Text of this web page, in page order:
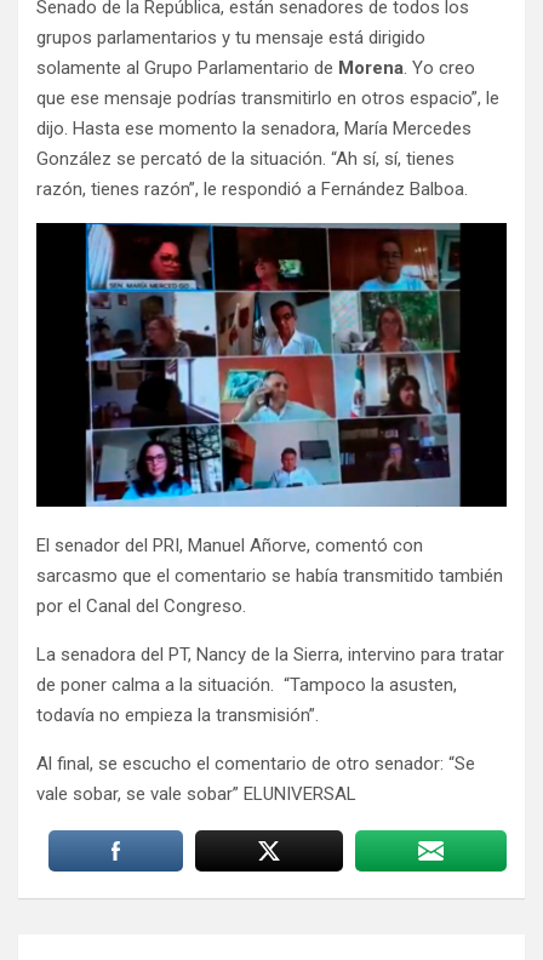
Senado de la República, están senadores de todos los
grupos parlamentarios y tu mensaje está dirigido
solamente al Grupo Parlamentario de Morena. Yo creo
que ese mensaje podrías transmitirlo en otros espacio”, le
dijo. Hasta ese momento la senadora, María Mercedes
González se percató de la situación. “Ah sí, sí, tienes
razón, tienes razón”, le respondió a Fernández Balboa.
El senador del PRI, Manuel Añorve, comentó con
sarcasmo que el comentario se había transmitido también
por el Canal del Congreso.
La senadora del PT, Nancy de la Sierra, intervino para tratar
de poner calma a la situación. “Tampoco la asusten,
todavía no empieza la transmisión”.
Al final, se escucho el comentario de otro senador: “Se
vale sobar, se vale sobar” ELUNIVERSAL